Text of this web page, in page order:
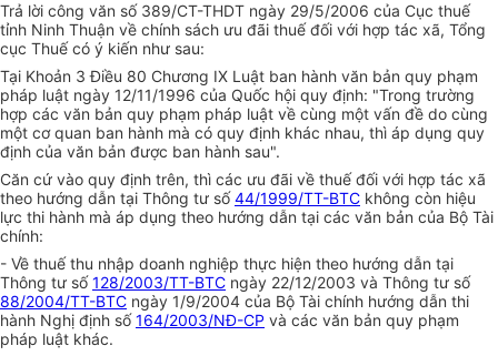
Trả lời công văn số 389/CT-THDT ngày 29/5/2006 của Cục thuế
tỉnh Ninh Thuận về chính sách ưu đãi thuế đối với hợp tác xã, Tổng
cục Thuế có ý kiến như sau:
Tại Khoản 3 Điều 80 Chương IX Luật ban hành văn bản quy phạm
pháp luật ngày 12/11/1996 của Quốc hội quy định: "Trong trường
hợp các văn bản quy phạm pháp luật về cùng một vấn đề do cùng
một cơ quan ban hành mà có quy định khác nhau, thì áp dụng quy
định của văn bản được ban hành sau".
Căn cứ vào quy định trên, thì các ưu đãi về thuế đối với hợp tác xã
theo hướng dẫn tại Thông tư số44/1999/TT-BTC không còn hiệu
lực thi hành mà áp dụng theo hướng dẫn tại các văn bản của Bộ Tài
chính:
- Về thuế thu nhập doanh nghiệp thực hiện theo hướng dẫn tại
Thông tư số128/2003/TT-BTC ngày 22/12/2003 và Thông tư số
88/2004/TT-BTC ngày 1/9/2004 của Bộ Tài chính hướng dẫn thi
hành Nghị định số164/2003/NĐ-CP và các văn bản quy phạm
pháp luật khác.